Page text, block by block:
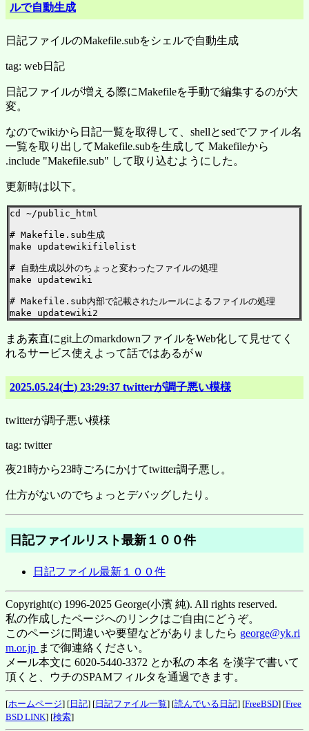
ルで自動生成
日記ファイルのMakefile.subをシェルで自動生成
tag: web日記
日記ファイルが増える際にMakefileを手動で編集するのが大
変。
なのでwikiから日記一覧を取得して、shellとsedでファイル名
一覧を取り出してMakefile.subを生成して Makefileから
.include "Makefile.sub" して取り込むようにした。
更新時は以下。
cd ~/public_html
# Makefile.sub生成
make updatewikifilelist
# 自動生成以外のちょっと変わったファイルの処理
make updatewiki
# Makefile.sub内部で記載されたルールによるファイルの処理
まあ素直にgit上のmarkdownファイルをWeb化して見せてく
れるサービス使えよって話ではあるがｗ
2025.05.24(土) 23:29:37 twitterが調子悪い模様
twitterが調子悪い模様
tag: twitter
夜21時から23時ごろにかけてtwitter調子悪し。
仕方がないのでちょっとデバッグしたり。
日記ファイルリスト最新１００件
日記ファイル最新１００件
Copyright(c) 1996-2025 George(小濱 純). All rights reserved.
私の作成したページへのリンクはご自由にどうぞ。
このページに間違いや要望などがありましたら george@yk.ri
m.or.jp まで御連絡ください。
メール本文に 6020-5440-3372 とか私の 本名 を漢字で書いて
頂くと、ウチのSPAMフィルタを通過できます。
[ホームページ] [ 日記] [ 日記ファイル一覧] [読んでいる日記] [FreeBSD] [Free
BSD LINK] [検索]